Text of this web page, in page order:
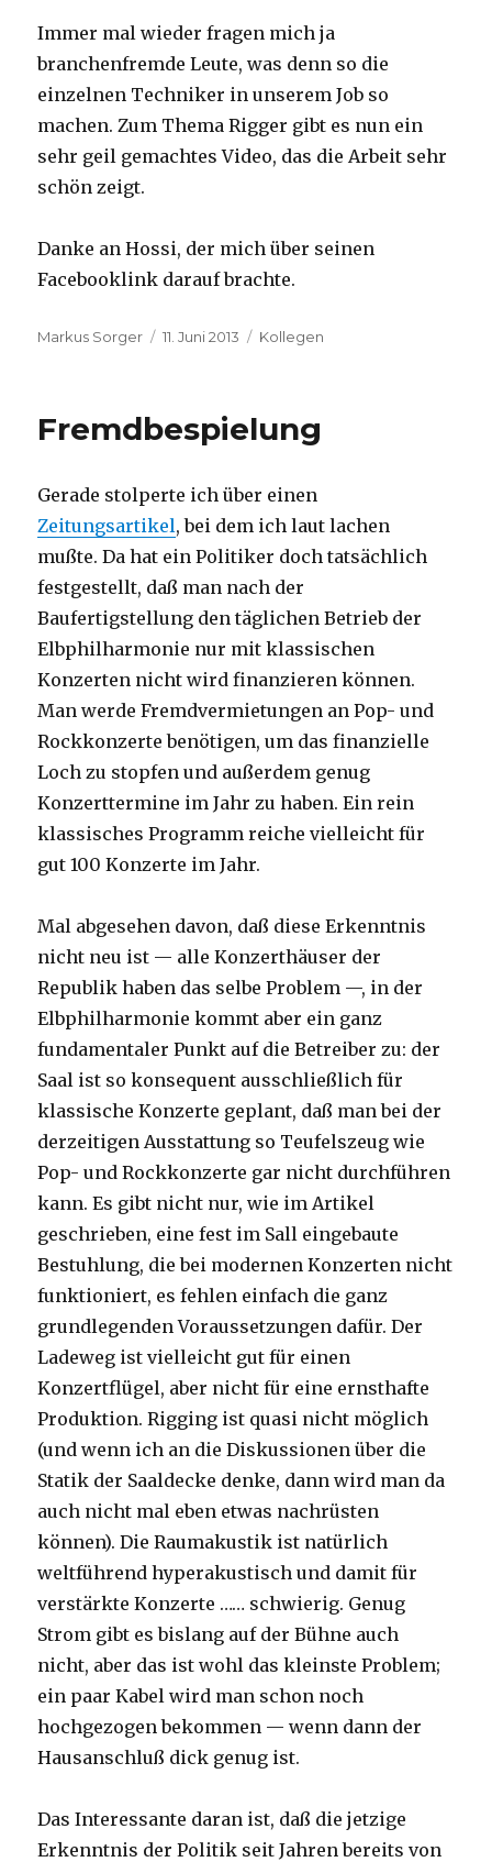
Immer mal wieder fragen mich ja
branchenfremde Leute, was denn so die
einzelnen Techniker in unserem Job so
machen. Zum Thema Rigger gibt es nun ein
sehr geil gemachtes Video, das die Arbeit sehr
schön zeigt.
Danke an Hossi, der mich über seinen
Facebooklink darauf brachte.
Autor
Markus Sorger
Veröffentlicht
11. Juni 2013 Kategorien
Kollegen
Fremdbespielung
Gerade stolperte ich über einen
Zeitungsartikel, bei dem ich laut lachen
mußte. Da hat ein Politiker doch tatsächlich
festgestellt, daß man nach der
Baufertigstellung den täglichen Betrieb der
Elbphilharmonie nur mit klassischen
Konzerten nicht wird finanzieren können.
Man werde Fremdvermietungen an Pop- und
Rockkonzerte benötigen, um das finanzielle
Loch zu stopfen und außerdem genug
Konzerttermine im Jahr zu haben. Ein rein
klassisches Programm reiche vielleicht für
gut 100 Konzerte im Jahr.
Mal abgesehen davon, daß diese Erkenntnis
nicht neu ist — alle Konzerthäuser der
Republik haben das selbe Problem —, in der
Elbphilharmonie kommt aber ein ganz
fundamentaler Punkt auf die Betreiber zu: der
Saal ist so konsequent ausschließlich für
klassische Konzerte geplant, daß man bei der
derzeitigen Ausstattung so Teufelszeug wie
Pop- und Rockkonzerte gar nicht durchführen
kann. Es gibt nicht nur, wie im Artikel
geschrieben, eine fest im Sall eingebaute
Bestuhlung, die bei modernen Konzerten nicht
funktioniert, es fehlen einfach die ganz
grundlegenden Voraussetzungen dafür. Der
Ladeweg ist vielleicht gut für einen
Konzertflügel, aber nicht für eine ernsthafte
Produktion. Rigging ist quasi nicht möglich
(und wenn ich an die Diskussionen über die
Statik der Saaldecke denke, dann wird man da
auch nicht mal eben etwas nachrüsten
können). Die Raumakustik ist natürlich
weltführend hyperakustisch und damit für
verstärkte Konzerte …… schwierig. Genug
Strom gibt es bislang auf der Bühne auch
nicht, aber das ist wohl das kleinste Problem;
ein paar Kabel wird man schon noch
hochgezogen bekommen — wenn dann der
Hausanschluß dick genug ist.
Das Interessante daran ist, daß die jetzige
Erkenntnis der Politik seit Jahren bereits von